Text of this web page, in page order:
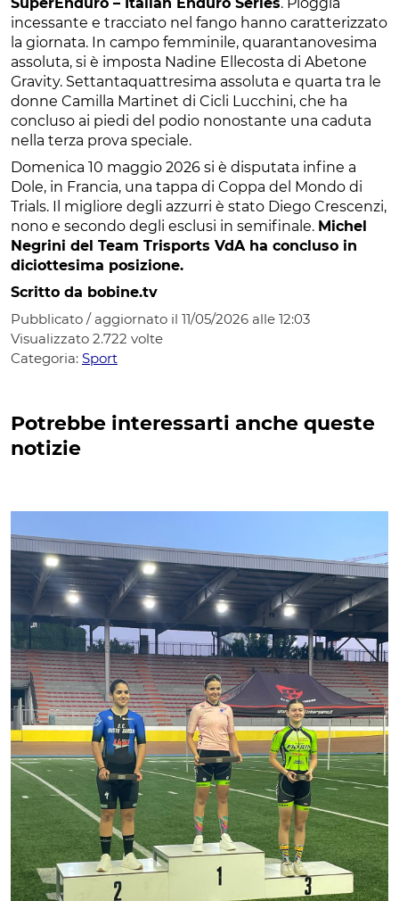
SuperEnduro – Italian Enduro Series. Pioggia
incessante e tracciato nel fango hanno caratterizzato
la giornata. In campo femminile, quarantanovesima
assoluta, si è imposta Nadine Ellecosta di Abetone
Gravity. Settantaquattresima assoluta e quarta tra le
donne Camilla Martinet di Cicli Lucchini, che ha
concluso ai piedi del podio nonostante una caduta
nella terza prova speciale.
Domenica 10 maggio 2026 si è disputata infine a
Dole, in Francia, una tappa di Coppa del Mondo di
Trials. Il migliore degli azzurri è stato Diego Crescenzi,
nono e secondo degli esclusi in semifinale. Michel
Negrini del Team Trisports VdA ha concluso in
diciottesima posizione.
Scritto da bobine.tv
Pubblicato / aggiornato il 11/05/2026 alle 12:03
Visualizzato 2.722 volte
Categoria: Sport
Potrebbe interessarti anche queste
notizie